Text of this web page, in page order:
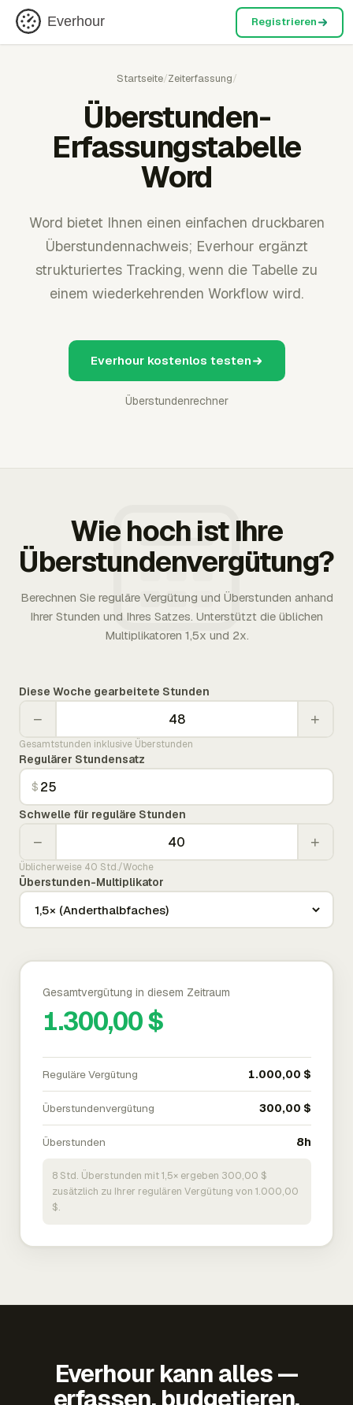
Everhour Registrieren
Startseite/Zeiterfassung/
Überstunden-
Erfassungstabelle
Word
Word bietet Ihnen einen einfachen druckbaren
Überstundennachweis; Everhour ergänzt
strukturiertes Tracking, wenn die Tabelle zu
einem wiederkehrenden Workflow wird.
Everhour kostenlos testen
Überstundenrechner
Wie hoch ist Ihre
Überstundenvergütung?
Berechnen Sie reguläre Vergütung und Überstunden anhand
Ihrer Stunden und Ihres Satzes. Unterstützt die üblichen
Multiplikatoren 1,5x und 2x.
Diese Woche gearbeitete Stunden
− +
Gesamtstunden inklusive Überstunden
Regulärer Stundensatz
$
Schwelle für reguläre Stunden
− +
Üblicherweise 40 Std./Woche
Überstunden-Multiplikator
Gesamtvergütung in diesem Zeitraum
1.300,00 $
Reguläre Vergütung 1.000,00 $
Überstundenvergütung 300,00 $
Überstunden 8h
8 Std. Überstunden mit 1,5× ergeben 300,00 $
zusätzlich zu Ihrer regulären Vergütung von 1.000,00
$.
Everhour kann alles —